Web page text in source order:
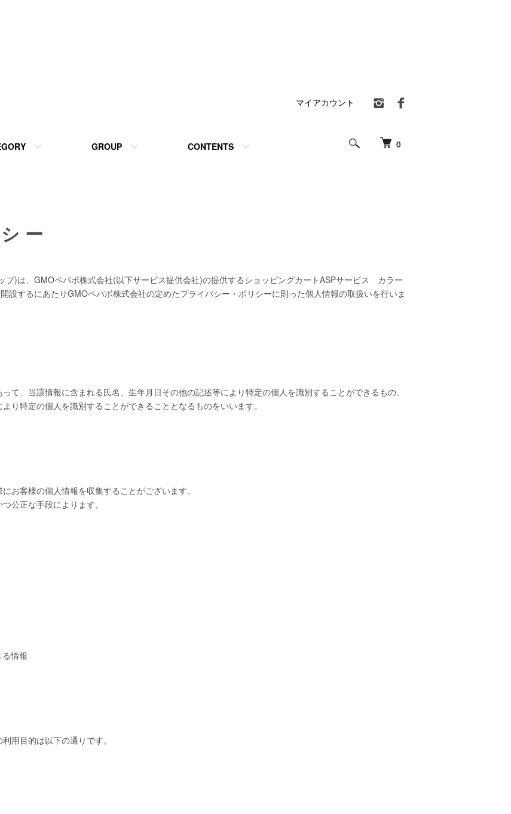
0
GROUP CONTENTS
マイアカウント
ー
)は、 GMOペパボ株式会社(以下サービス提供会社)の提供するショッピングカートASPサービス カラー
設するにあたりGMOペパボ株式会社の定めたプライバシー・ポリシーに則った個人情報の取扱いを行いま
て、当該情報に含まれる氏名、生年月日その他の記述等により特定の個人を識別することができるもの、
り特定の個人を識別することができることとなるものをいいます。
お客様の個人情報を収集することがございます。
公正な手段によります。
情報
用目的は以下の通りです。